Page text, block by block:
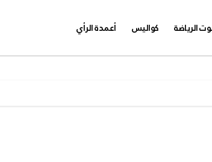
الرياضة كواليس أعمدة الرأي